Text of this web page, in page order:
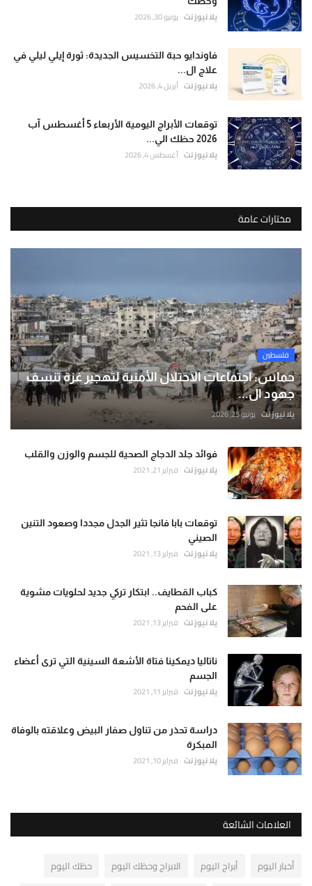
يلا نيوز نت يونيو 30, 2026
فاوندايو حبة التخسيس الجديدة: ثورة إيلي ليلي في
علاج ال...
يلا نيوز نت أبريل 4, 2026
توقعات الأبراج اليومية الأربعاء 5 أغسطس آب
2026 حظك الي...
يلا نيوز نت أغسطس 4, 2026
مختارات عامة
فلسطين
حماس: اجتماعات الاحتلال الأمنية لتهجير غزة تنسف
جهود ال...
يلا نيوز نت يونيو 25, 2026
فوائد جلد الدجاج الصحية للجسم والوزن والقلب
يلا نيوز نت فبراير 21, 2021
توقعات بابا فانجا تثير الجدل مجددا وصعود التنين
الصيني
يلا نيوز نت فبراير 13, 2021
كباب القطايف.. ابتكار تركي جديد لحلويات مشوية
على الفحم
يلا نيوز نت فبراير 13, 2021
ناتاليا ديمكينا فتاة الأشعة السينية التي ترى أعضاء
الجسم
يلا نيوز نت فبراير 11, 2021
دراسة تحذر من تناول صفار البيض وعلاقته بالوفاة
المبكرة
يلا نيوز نت فبراير 10, 2021
العلامات الشائعة
أخبار اليوم أبراج اليوم الابراج وحظك اليوم
حظك اليوم